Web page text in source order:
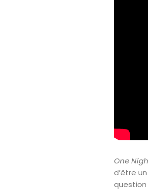
One
d’être
question